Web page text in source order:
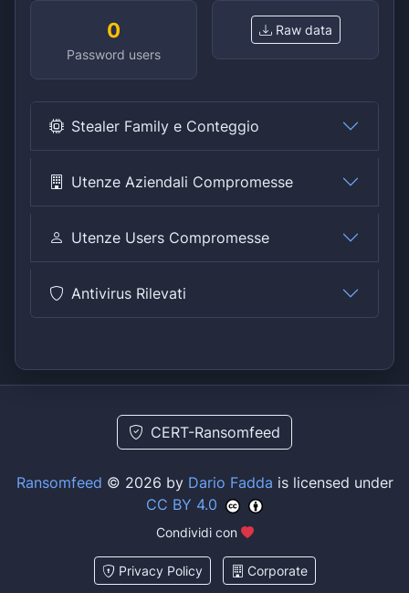
0
Password users
Raw data
Stealer Family e Conteggio
Utenze Aziendali Compromesse
Utenze Users Compromesse
Antivirus Rilevati
CERT-Ransomfeed
Ransomfeed © 2026 by Dario Fadda is licensed under
CC BY 4.0
Condividi con
Privacy Policy Corporate